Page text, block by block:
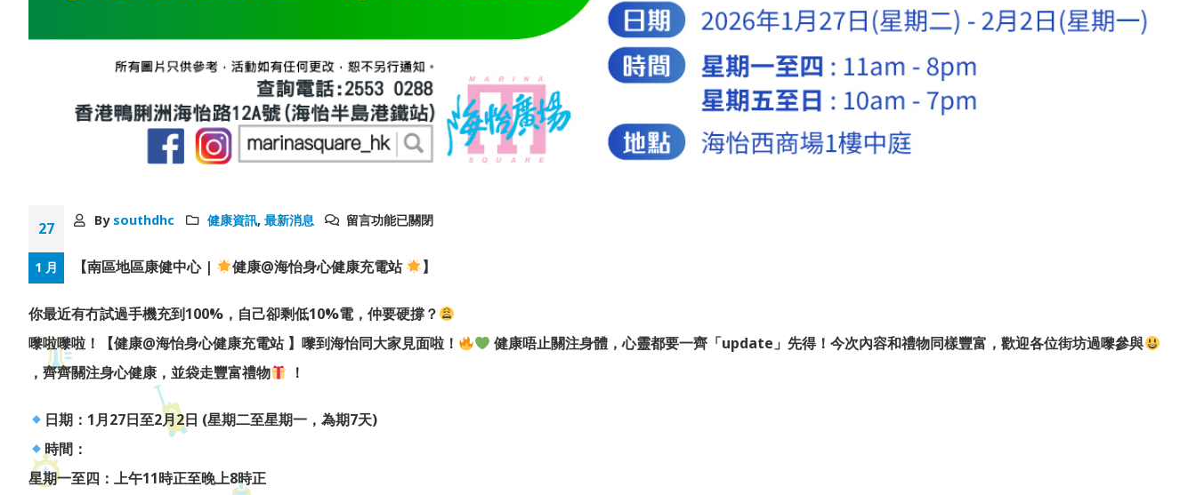
27
1 月
By southdhc 健康資訊, 最新消息 留言功能已關閉
【南區地區康健中心 | 健康@海怡身心健康充電站 】
你最近有冇試過手機充到100%，自己卻剩低10%電，仲要硬撐？
嚟啦嚟啦！【健康@海怡身心健康充電站 】嚟到海怡同大家見面啦！
健康唔止關注身體，心靈都要一齊「update」先得！今次內容和禮物同樣豐富，歡迎各位街坊過嚟參與
，齊齊關注身心健康，並袋走豐富禮物
！
日期：1月27日至2月2日 (星期二至星期一，為期7天)
時間：
星期一至四：上午11時正至晚上8時正